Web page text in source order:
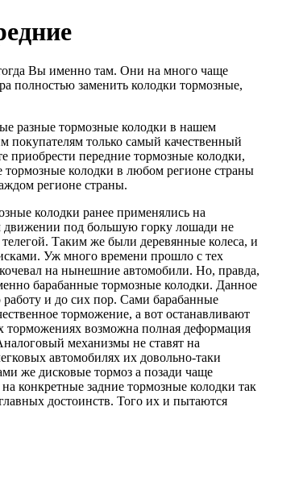
Вы именно там. Они на много чаще
полностью заменить колодки тормозные,
разные тормозные колодки в нашем
покупателям только самый качественный
передние тормозные колодки,
колодки в любом регионе страны
регионе страны.
колодки ранее применялись на
движении под большую горку лошади не
Таким же были деревянные колеса, и
Уж много времени прошло с тех
на нынешние автомобили. Но, правда,
барабанные тормозные колодки. Данное
работу и до сих пор. Сами барабанные
торможение, а вот останавливают
возможна полная деформация
механизмы не ставят на
автомобилях их довольно-таки
же дисковые тормоз а позади чаще
конкретные задние тормозные колодки так
достоинств. Того их и пытаются